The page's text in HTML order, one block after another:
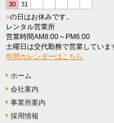
30
31
■の日はお休みです。
レンタル営業所
営業時間AM8:00～PM6:00
土曜日は交代勤務で営業していま
年間カレンダーはこちら
ホーム
会社案内
事業所案内
採用情報